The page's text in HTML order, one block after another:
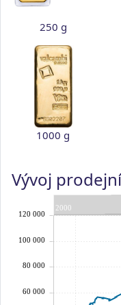
250 g
1000 g
Vývoj